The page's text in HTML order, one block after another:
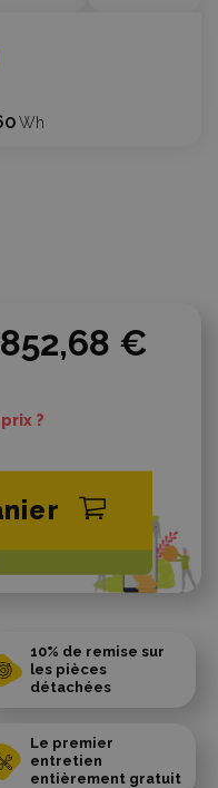
Wh
852,68 €
?
10% de remise sur
les pièces
détachées
Le premier
entretien
entièrement gratuit